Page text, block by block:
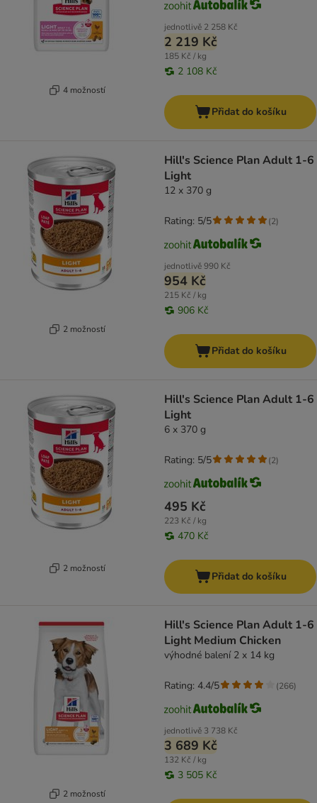
4 možností
jednotlivě 2 258 Kč
2 219 Kč
185 Kč / kg
2 108 Kč
Přidat do košíku
2 možností
Hill's Science Plan Adult 1-6
Light
12 x 370 g
jednotlivě990 Kč
954 Kč
215 Kč / kg
906 Kč
Rating: 5/5 (2)
Přidat do košíku
2 možností
Hill's Science Plan Adult 1-6
Light
6 x 370 g
495 Kč
223 Kč / kg
470 Kč
Rating: 5/5 (2)
Přidat do košíku
2 možností
Hill's Science Plan Adult 1-6
Light Medium Chicken
výhodné balení 2 x 14 kg
jednotlivě 3 738 Kč
3 689 Kč
132 Kč / kg
3 505 Kč
Rating: 4.4/5 (266)